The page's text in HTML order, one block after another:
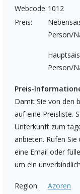
Webcode: 1012
Preis:
Person/
Person/
Preis-
Damit Sie von den
auf eine Preisliste.
Unterkunft zum
anbieten. Rufen
eine Email oder
um ein
Region:
Azoren